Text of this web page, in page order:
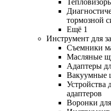
тормозной
Ещё 1
Инструмент для
Съемники
Масляные
Адаптеры
Вакуумные
Устройства
адаптеров
Воронки